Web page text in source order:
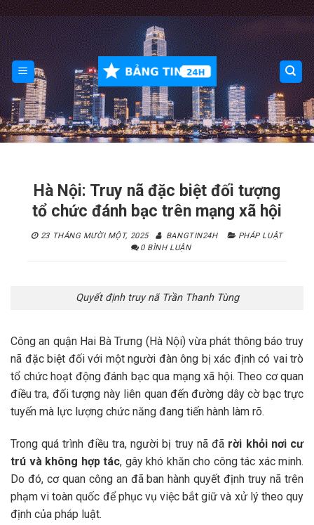
Skip
to
content
Hà Nội: Truy nã đặc biệt đối tượng
tổ chức đánh bạc trên mạng xã hội
23 THÁNG MƯỜI MỘT, 2025 BANGTIN24H
PHÁP LUẬT
0 BÌNH LUẬN
Quyết định truy nã Trần Thanh Tùng
Công an quận Hai Bà Trưng (Hà Nội) vừa phát thông báo truy
nã đặc biệt đối với một người đàn ông bị xác định có vai trò
tổ chức hoạt động đánh bạc qua mạng xã hội. Theo cơ quan
điều tra, đối tượng này liên quan đến đường dây cờ bạc trực
tuyến mà lực lượng chức năng đang tiến hành làm rõ.
Trong quá trình điều tra, người bị truy nã đã rời khỏi nơi cư
trú và không hợp tác, gây khó khăn cho công tác xác minh.
Do đó, cơ quan công an đã ban hành quyết định truy nã trên
phạm vi toàn quốc để phục vụ việc bắt giữ và xử lý theo quy
định của pháp luật.